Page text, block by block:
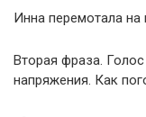
Инна перемотала на
Вторая фраза.
напряжения. Как